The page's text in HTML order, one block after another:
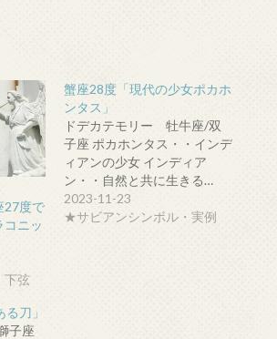
27度で
コニッ
下弦
蟹座28度「現代の少女ポカホ
ンタス」
ドデカテモリー 牡牛座/双
子座 ポカホンタス・・インデ
ィアンの少女 インディア
ン・・自然と共に生きる…
2023-11-23
★サビアンシンボル・実例
刀」
子座